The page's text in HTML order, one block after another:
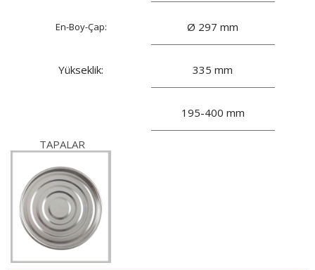
En-Boy-Çap: Ø 297 mm
Yükseklik: 335 mm
195-400 mm
TAPALAR